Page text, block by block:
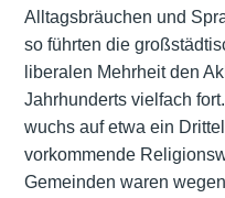
Alltagsbräuchen und
so führten die
liberalen Mehrheit den
Jahrhunderts vielfach
wuchs auf etwa ein
vorkommende
Gemeinden waren